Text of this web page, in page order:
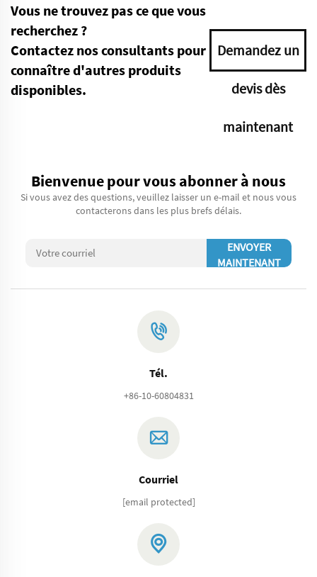
Vous ne trouvez pas ce que vous
recherchez ?
Contactez nos consultants pour
connaître d'autres produits
disponibles.
Demandez un
devis dès
maintenant
Bienvenue pour vous abonner à nous
Si vous avez des questions, veuillez laisser un e-mail et nous vous
contacterons dans les plus brefs délais.
ENVOYER
MAINTENANT
Tél.
+86-10-60804831
Courriel
[email protected]